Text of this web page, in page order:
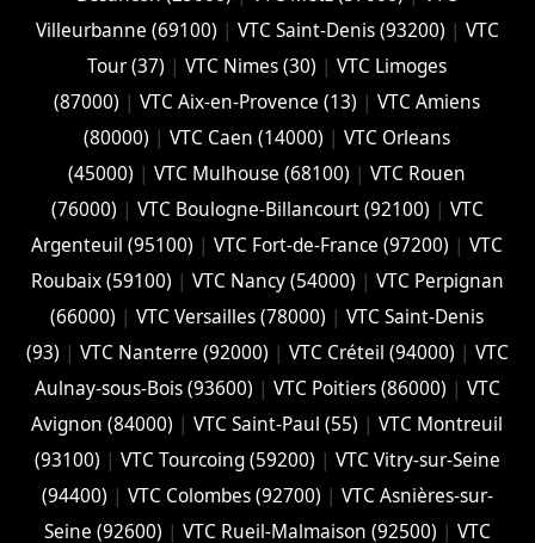
Villeurbanne (‎69100) | VTC Saint-Denis (93200) | VTC
Tour (37) |VTC Nimes (30) |VTC Limoges
(‎87000) |VTC Aix-en-Provence (13) |VTC Amiens
(‎80000) |VTC Caen (14000) |VTC Orleans
(45000) |VTC Mulhouse (68100) |VTC Rouen
(76000) | VTC Boulogne-Billancourt (92100) | VTC
Argenteuil (95100) |VTC Fort-de-France (97200) |VTC
Roubaix (‎59100) | VTC Nancy (‎54000) | VTC Perpignan
(66000) |VTC Versailles (‎78000) |VTC Saint-Denis
(93) | VTC Nanterre (92000) | VTC Créteil (94000) | VTC
Aulnay-sous-Bois (93600) | VTC Poitiers (86000) | VTC
Avignon (84000) |VTC Saint-Paul (55) |VTC Montreuil
(93100) | VTC Tourcoing (59200) | VTC Vitry-sur-Seine
(94400) | VTC Colombes (92700) | VTC Asnières-sur-
Seine (92600) | VTC Rueil-Malmaison (92500) | VTC